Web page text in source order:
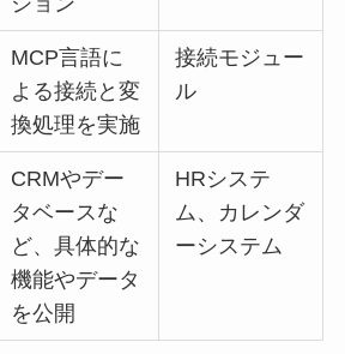
MCP言語に
よる接続と変
換処理を実施
接続モジュー
ル
CRMやデー
タベースな
ど、具体的な
機能やデータ
を公開
HRシステ
ム、カレンダ
ーシステム